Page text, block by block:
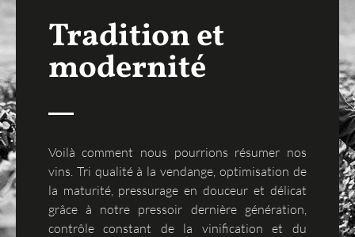
Tradition et
modernité
Voilà comment nous pourrions résumer nos
vins. Tri qualité à la vendange, optimisation de
la maturité, pressurage en douceur et délicat
grâce à notre pressoir dernière génération,
contrôle constant de la vinification et du